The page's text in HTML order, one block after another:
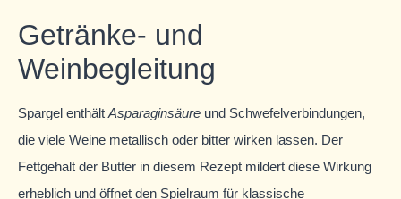
Getränke- und
Weinbegleitung
Spargel enthält Asparaginsäure und Schwefelverbindungen,
die viele Weine metallisch oder bitter wirken lassen. Der
Fettgehalt der Butter in diesem Rezept mildert diese Wirkung
erheblich und öffnet den Spielraum für klassische